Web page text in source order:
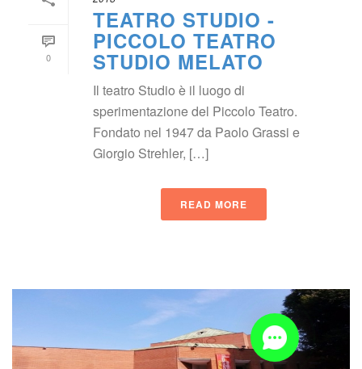
0
TEATRO STUDIO -
PICCOLO TEATRO
STUDIO MELATO
Il teatro Studio è il luogo di
perimentazione del Piccolo Teatro.
Fondato nel 1947 da Paolo Grassi e
Giorgio Strehler, […]
READ MORE